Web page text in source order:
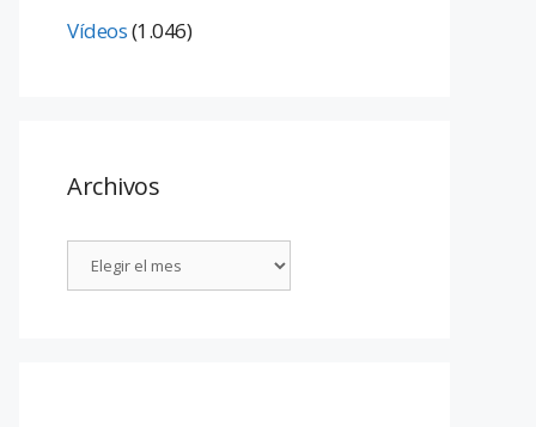
Vídeos(1.046)
Archivos